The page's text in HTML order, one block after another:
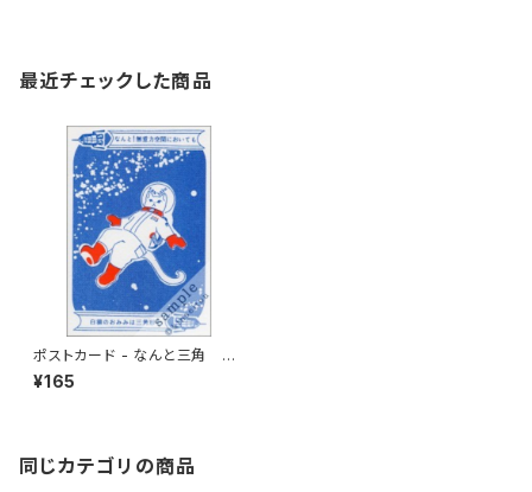
最近チェックした商品
ポストカード - なんと三角 無
重力
¥165
同じカテゴリの商品